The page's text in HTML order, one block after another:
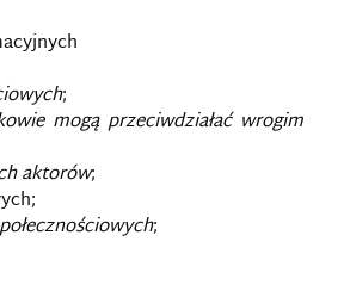
;
mogą przeciwdziałać wrogim
aktorów;
;